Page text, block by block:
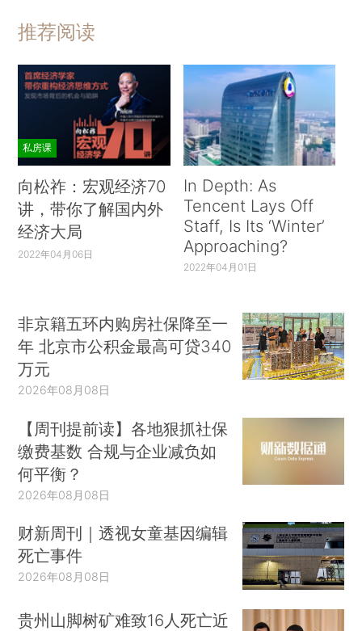
推荐阅读
私房课
向松祚：宏观经济70
讲，带你了解国内外
经济大局
2022年04月06日
In Depth: As
Tencent Lays Off
Staff, Is Its ‘Winter’
Approaching?
2022年04月01日
非京籍五环内购房社保降至一
年 北京市公积金最高可贷340
万元
2026年08月08日
【周刊提前读】各地狠抓社保
缴费基数 合规与企业减负如
何平衡？
2026年08月08日
财新周刊｜透视女童基因编辑
死亡事件
2026年08月08日
贵州山脚树矿难致16人死亡近